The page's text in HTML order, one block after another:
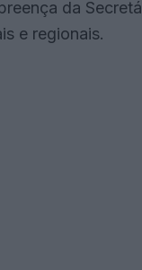
da
e regionais.